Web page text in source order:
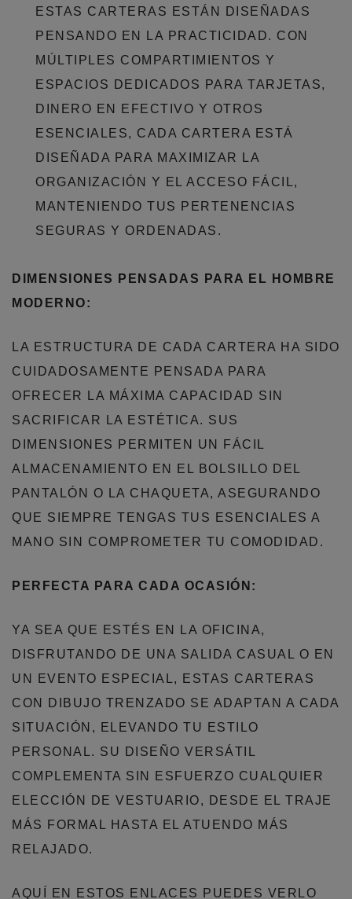
ESTAS CARTERAS ESTÁN DISEÑADAS
PENSANDO EN LA PRACTICIDAD. CON
MÚLTIPLES COMPARTIMIENTOS Y
ESPACIOS DEDICADOS PARA TARJETAS,
DINERO EN EFECTIVO Y OTROS
ESENCIALES, CADA CARTERA ESTÁ
DISEÑADA PARA MAXIMIZAR LA
ORGANIZACIÓN Y EL ACCESO FÁCIL,
MANTENIENDO TUS PERTENENCIAS
SEGURAS Y ORDENADAS.
DIMENSIONES PENSADAS PARA EL HOMBRE
MODERNO:
LA ESTRUCTURA DE CADA CARTERA HA SIDO
CUIDADOSAMENTE PENSADA PARA
OFRECER LA MÁXIMA CAPACIDAD SIN
SACRIFICAR LA ESTÉTICA. SUS
DIMENSIONES PERMITEN UN FÁCIL
ALMACENAMIENTO EN EL BOLSILLO DEL
PANTALÓN O LA CHAQUETA, ASEGURANDO
QUE SIEMPRE TENGAS TUS ESENCIALES A
MANO SIN COMPROMETER TU COMODIDAD.
PERFECTA PARA CADA OCASIÓN:
YA SEA QUE ESTÉS EN LA OFICINA,
DISFRUTANDO DE UNA SALIDA CASUAL O EN
UN EVENTO ESPECIAL, ESTAS CARTERAS
CON DIBUJO TRENZADO SE ADAPTAN A CADA
SITUACIÓN, ELEVANDO TU ESTILO
PERSONAL. SU DISEÑO VERSÁTIL
COMPLEMENTA SIN ESFUERZO CUALQUIER
ELECCIÓN DE VESTUARIO, DESDE EL TRAJE
MÁS FORMAL HASTA EL ATUENDO MÁS
RELAJADO.
AQUÍ EN ESTOS ENLACES PUEDES VERLO